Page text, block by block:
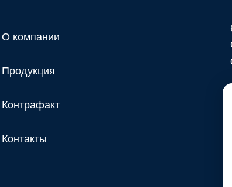
О компании
Продукция
Контрафакт
Контакты